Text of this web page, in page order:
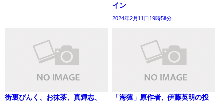
イン
2024年2月11日19時58分
街裏ぴんく、お抹茶、真輝志、
「海猿」原作者、伊藤英明の投